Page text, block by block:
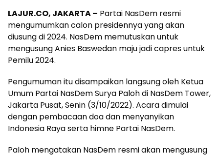
LAJUR.CO, JAKARTA – Partai NasDem resmi
mengumumkan calon presidennya yang akan
diusung di 2024. NasDem memutuskan untuk
mengusung Anies Baswedan maju jadi capres untuk
Pemilu 2024.
Pengumuman itu disampaikan langsung oleh Ketua
Umum Partai NasDem Surya Paloh di NasDem Tower,
Jakarta Pusat, Senin (3/10/2022). Acara dimulai
dengan pembacaan doa dan menyanyikan
Indonesia Raya serta himne Partai NasDem.
Paloh mengatakan NasDem resmi akan mengusung